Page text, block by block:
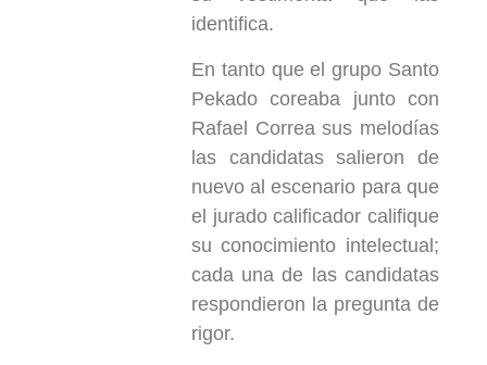
identifica.
En tanto que el grupo Santo
Pekado coreaba junto con
Rafael Correa sus melodías
las candidatas salieron de
nuevo al escenario para que
el jurado calificador califique
su conocimiento intelectual;
cada una de las candidatas
respondieron la pregunta de
rigor.